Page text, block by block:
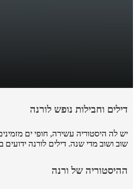
דילים וחבילות נופש לורנה
יש לה היסטוריה עשירה, חופי ים
שוב ושוב מדי שנה. דילים לורנה
ההיסטוריה של ורנה